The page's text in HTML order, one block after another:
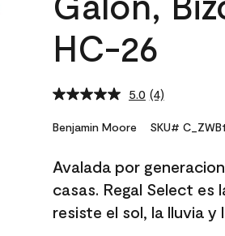
HC-26
5.0 Read
Reviews.
link.
(4)
Benjamin Moore SKU#
Avalada por
casas. Regal Select
resiste el sol, la lluvia y